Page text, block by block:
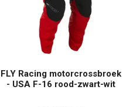
FLY Racing motorcrossbroek
- USA F-16 rood-zwart-wit